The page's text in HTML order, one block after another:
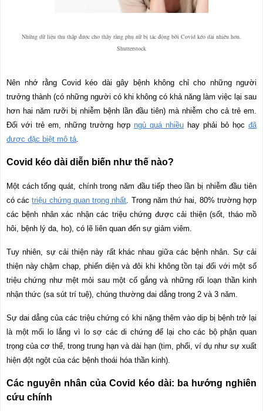
Những dữ liệu thu thập được cho thấy rằng phụ nữ bị tác động bởi Covid kéo dài nhiều hơn.
Shutterstock
Nên nhớ rằng Covid kéo dài gây bệnh không chỉ cho những người
trưởng thành (có những người có khi không có khả năng làm việc lại sau
hơn hai năm rưỡi bị nhiễm bệnh lần đầu tiên) mà nhiễm cho cả trẻ em.
Đối với trẻ em, những trường hợp ngủ quá nhiều hay phải bỏ học đã
được đặc biệt mô tả.
Covid kéo dài diễn biến như thế nào?
Một cách tổng quát, chính trong năm đầu tiếp theo lần bị nhiễm đầu tiên
có cáctriệu chứng quan trọng nhất. Trong năm thứ hai, 80% trường hợp
các bệnh nhân xác nhận các triệu chứng được cải thiện (sốt, tháo mồ
hôi, bệnh lý da, ho), có lẽ liên quan đến sự giảm viêm.
Tuy nhiên, sự cải thiện này rất khác nhau giữa các bệnh nhân. Sự cải
thiện này chậm chạp, phiến diện và đôi khi không tồn tại đối với một số
triệu chứng như mệt mỏi sau một cố gắng và những rối loạn thần kinh
nhận thức (sa sút trí tuệ), chúng thường dai dẳng trong 2 và 3 năm.
Sự dai dẳng của các triệu chứng có khi nặng thêm vào dịp bị bệnh trở lại
là một mối lo lắng vì lo sợ các di chứng để lại cho các bộ phận quan
trọng của cơ thể, trong trung hạn và dài hạn (tim, phổi, ví dụ như sự xuất
hiện đột ngột của các bệnh thoái hóa thần kinh).
Các nguyên nhân của Covid kéo dài: ba hướng nghiên
cứu chính